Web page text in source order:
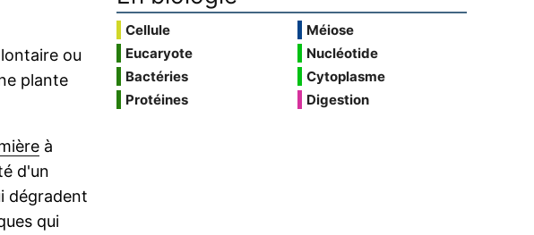
ou
plante
à
d'un
dégradent
qui
Cellule
Eucaryote
Bactéries
Protéines
Méiose
Nucléotide
Cytoplasme
Digestion